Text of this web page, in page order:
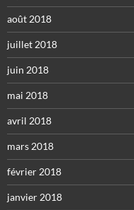
août 2018
juillet 2018
juin 2018
mai 2018
avril 2018
mars 2018
février 2018
janvier 2018